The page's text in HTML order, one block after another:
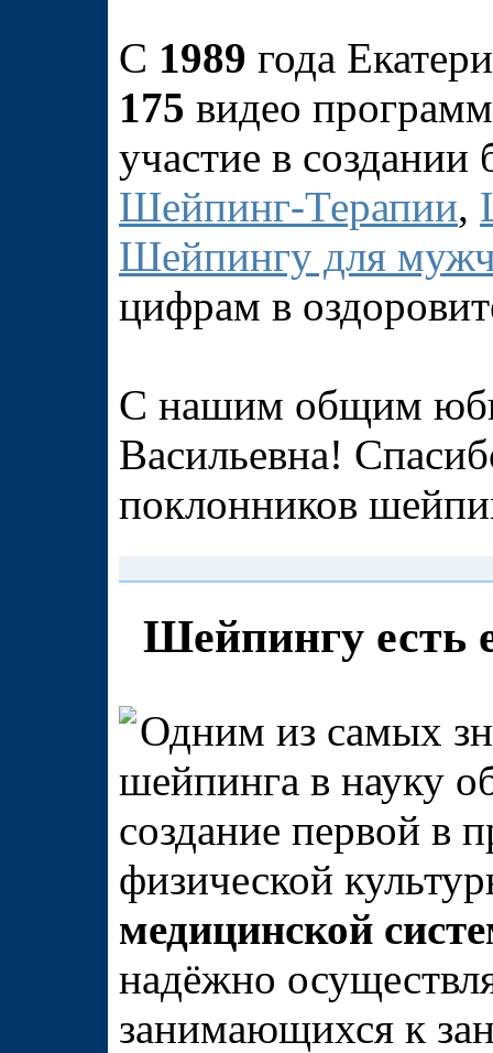
С 1989 года
175 видео
участие в создании
Шейпинг-Терапии,
Шейпингу для
цифрам в
С нашим общим
Васильевна!
поклонников
Шейпингу есть
Одним из самых
шейпинга в науку
создание первой в
физической
медицинской
надёжно
занимающихся к